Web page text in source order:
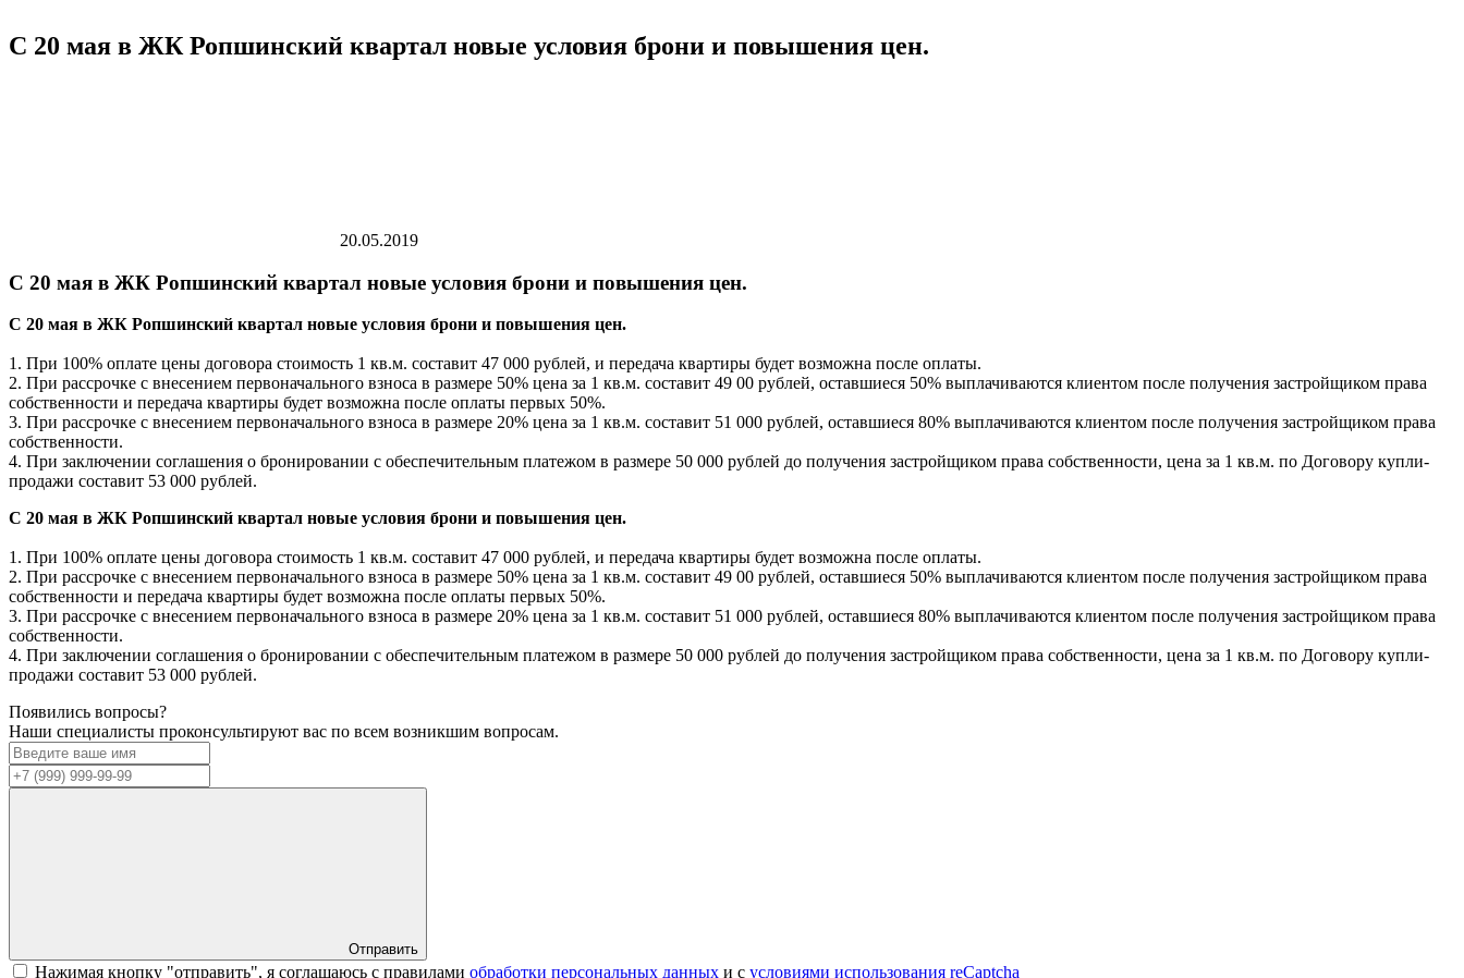
С 20 мая в ЖК Ропшинский квартал новые условия брони и повышения цен.
20.05.2019
С 20 мая в ЖК Ропшинский квартал новые условия брони и повышения цен.
С 20 мая в ЖК Ропшинский квартал новые условия брони и повышения цен.
1. При 100% оплате цены договора стоимость 1 кв.м. составит 47 000 рублей, и передача квартиры будет возможна после оплаты.
2. При рассрочке с внесением первоначального взноса в размере 50% цена за 1 кв.м. составит 49 00 рублей, оставшиеся 50% выплачиваются клиентом после получения застройщиком права
собственности и передача квартиры будет возможна после оплаты первых 50%.
3. При рассрочке с внесением первоначального взноса в размере 20% цена за 1 кв.м. составит 51 000 рублей, оставшиеся 80% выплачиваются клиентом после получения застройщиком права
собственности.
4. При заключении соглашения о бронировании с обеспечительным платежом в размере 50 000 рублей до получения застройщиком права собственности, цена за 1 кв.м. по Договору купли-
продажи составит 53 000 рублей.
С 20 мая в ЖК Ропшинский квартал новые условия брони и повышения цен.
1. При 100% оплате цены договора стоимость 1 кв.м. составит 47 000 рублей, и передача квартиры будет возможна после оплаты.
2. При рассрочке с внесением первоначального взноса в размере 50% цена за 1 кв.м. составит 49 00 рублей, оставшиеся 50% выплачиваются клиентом после получения застройщиком права
собственности и передача квартиры будет возможна после оплаты первых 50%.
3. При рассрочке с внесением первоначального взноса в размере 20% цена за 1 кв.м. составит 51 000 рублей, оставшиеся 80% выплачиваются клиентом после получения застройщиком права
собственности.
4. При заключении соглашения о бронировании с обеспечительным платежом в размере 50 000 рублей до получения застройщиком права собственности, цена за 1 кв.м. по Договору купли-
продажи составит 53 000 рублей.
Появились вопросы?
Наши специалисты проконсультируют вас по всем возникшим вопросам.
Отправить
Нажимая кнопку "отправить", я соглашаюсь с правилами обработки персональных данных и с условиями использования reCaptcha